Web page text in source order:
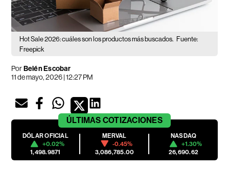
Hot Sale 2026: cuáles son los productos más buscados. Fuente:
Freepick
PorBelén Escobar
11 de mayo, 2026 | 12:27 PM
ÚLTIMAS COTIZACIONES
DÓLAR OFICIAL
+0.02%
1,498.9871
MERVAL
-0.45%
3,086,785.00
NASDAQ
+1.30%
26,690.62